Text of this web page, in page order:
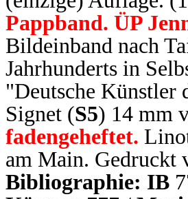
Pappband. ÜP
Bildeinband nach
Jahrhunderts in
"Deutsche Künstler
Signet (S5) 14 mm
fadengeheftet.
am Main. Gedruckt
Bibliographie: IB